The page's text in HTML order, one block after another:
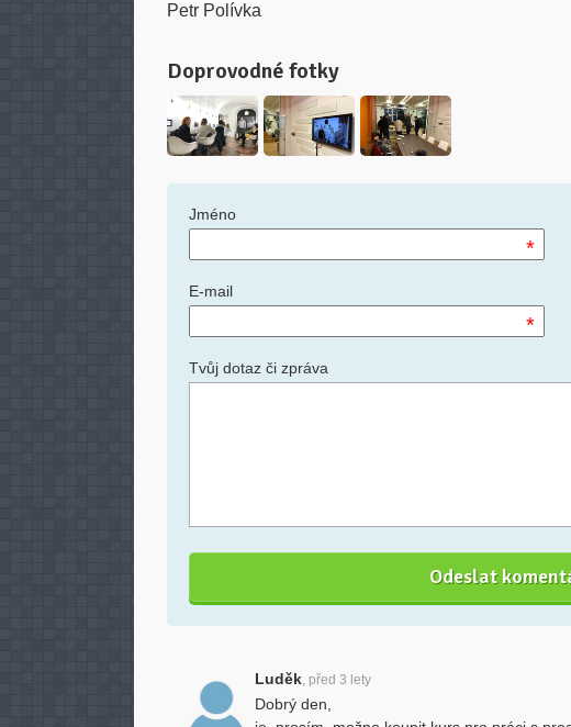
Petr Polívka
Doprovodné fotky
Jméno
*
E-mail
*
Tvůj dotaz či zpráva
Luděk, před 3 lety
Dobrý den,